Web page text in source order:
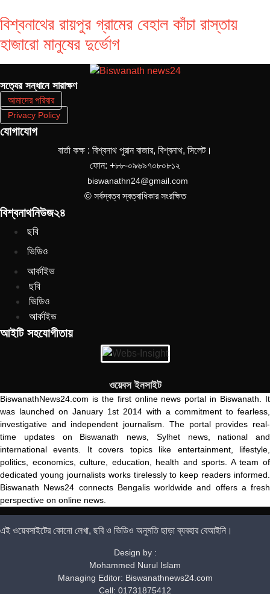
বিশ্বনাথের রায়পুর গ্রামের বেহাল কাঁচা রাস্তায়
হাজারো মানুষের দুর্ভোগ
সত‌্যের সন্ধানে সারাক্ষণ
আমাদের পরিবার
Privacy Policy
যোগাযোগ
বার্তা কক্ষ : বিশ্বনাথ পুরান বাজার, বিশ্বনাথ, সিলেট।
ফোন: +৮৮-০৯৬৯৭০৮০৮১২
biswanathn24@gmail.com
© সর্বস্বত্ব স্বত্বাধিকার সংরক্ষিত
বিশ্বনাথনিউজ২৪
ছবি
ভিডিও
আর্কাইভ
ছবি
ভিডিও
আর্কাইভ
আইটি সহযোগীতায়
ওয়েবস ইনসাইট
BiswanathNews24.com is the first online news portal in Biswanath. It
was launched on January 1st 2014 with a commitment to fearless,
investigative and independent journalism. The portal provides real-
time updates on Biswanath news, Sylhet news, national and
international events. It covers topics like entertainment, lifestyle,
politics, economics, culture, education, health and sports. A team of
dedicated young journalists works tirelessly to keep readers informed.
Biswanath News24 connects Bengalis worldwide and offers a fresh
perspective on online news.
এই ওয়েবসাইটের কোনো লেখা, ছবি ও ভিডিও অনুমতি ছাড়া ব্যবহার বেআইনি।
Design by :
Mohammed Nurul Islam
Managing Editor: Biswanathnews24.com
Cell: 01731875412